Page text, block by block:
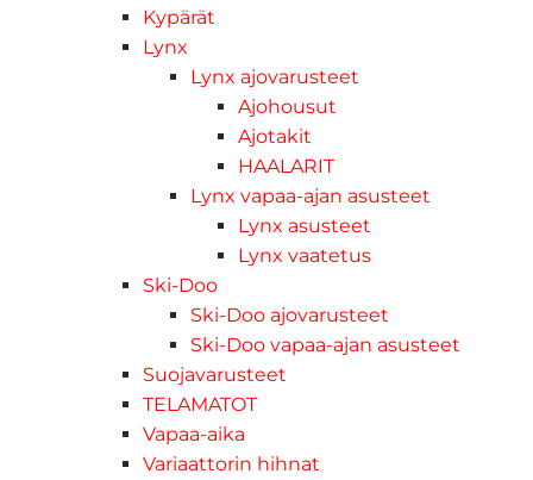
Kypärät
Lynx
Lynx ajovarusteet
Ajohousut
Ajotakit
HAALARIT
Lynx vapaa-ajan asusteet
Lynx asusteet
Lynx vaatetus
Ski-Doo
Ski-Doo ajovarusteet
Ski-Doo vapaa-ajan asusteet
Suojavarusteet
TELAMATOT
Vapaa-aika
Variaattorin hihnat